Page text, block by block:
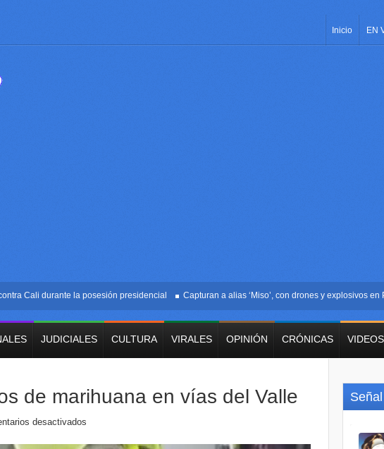
Inicio EN
Cali durante la posesión presidencial Capturan a alias ‘Miso’, con drones y explosivos en
JUDICIALES CULTURA VIRALES OPINIÓN CRÓNICAS VIDEOS
de marihuana en vías del Valle
desactivados